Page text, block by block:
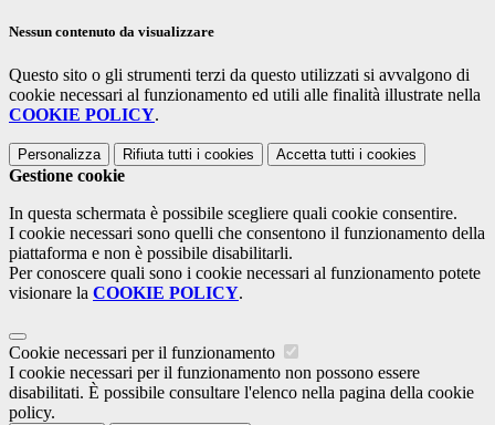
Nessun contenuto da visualizzare
Questo sito o gli strumenti terzi da questo utilizzati si avvalgono di
cookie necessari al funzionamento ed utili alle finalità illustrate nella
COOKIE POLICY.
Personalizza Rifiuta tutti i cookies Accetta tutti i cookies
Gestione cookie
In questa schermata è possibile scegliere quali cookie consentire.
I cookie necessari sono quelli che consentono il funzionamento della
piattaforma e non è possibile disabilitarli.
Per conoscere quali sono i cookie necessari al funzionamento potete
visionare la COOKIE POLICY.
Cookie necessari per il funzionamento
I cookie necessari per il funzionamento non possono essere
disabilitati. È possibile consultare l'elenco nella pagina della cookie
policy.